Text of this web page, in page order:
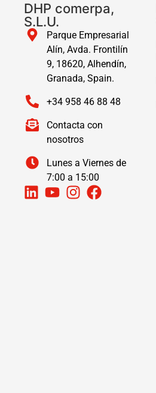
DHP comerpa,
S.L.U.
Parque Empresarial
Alín, Avda. Frontilín
9, 18620, Alhendín,
Granada, Spain.
+34 958 46 88 48
Contacta con
nosotros
Lunes a Viernes de
7:00 a 15:00